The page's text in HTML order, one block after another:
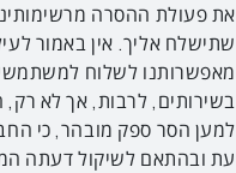
את פעולת ההסרה
שתישלח אליך. אין באמור
מאפשרותנו לשלוח
בשירותים, לרבות, אך לא רק,
למען הסר ספק מובהר, כי
עת ובהתאם לשיקול דעתה